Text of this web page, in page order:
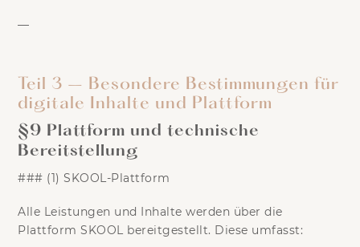
—
Teil 3 – Besondere Bestimmungen für
digitale Inhalte und Plattform
§9 Plattform und technische
Bereitstellung
### (1) SKOOL-Plattform
Alle Leistungen und Inhalte werden über die
PlattformSKOOL bereitgestellt. Diese umfasst: